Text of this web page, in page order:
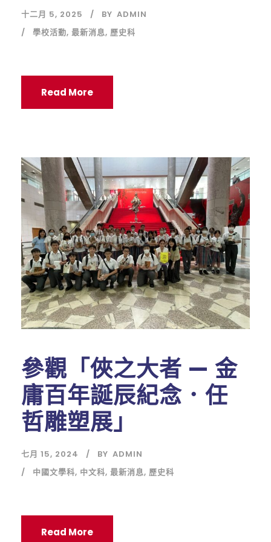
十二月 5, 2025 BY ADMIN
學校活動, 最新消息, 歷史科
Read More
參觀「俠之大者 — 金
庸百年誕辰紀念．任
哲雕塑展」
七月 15, 2024 BY ADMIN
中國文學科, 中文科, 最新消息, 歷史科
Read More